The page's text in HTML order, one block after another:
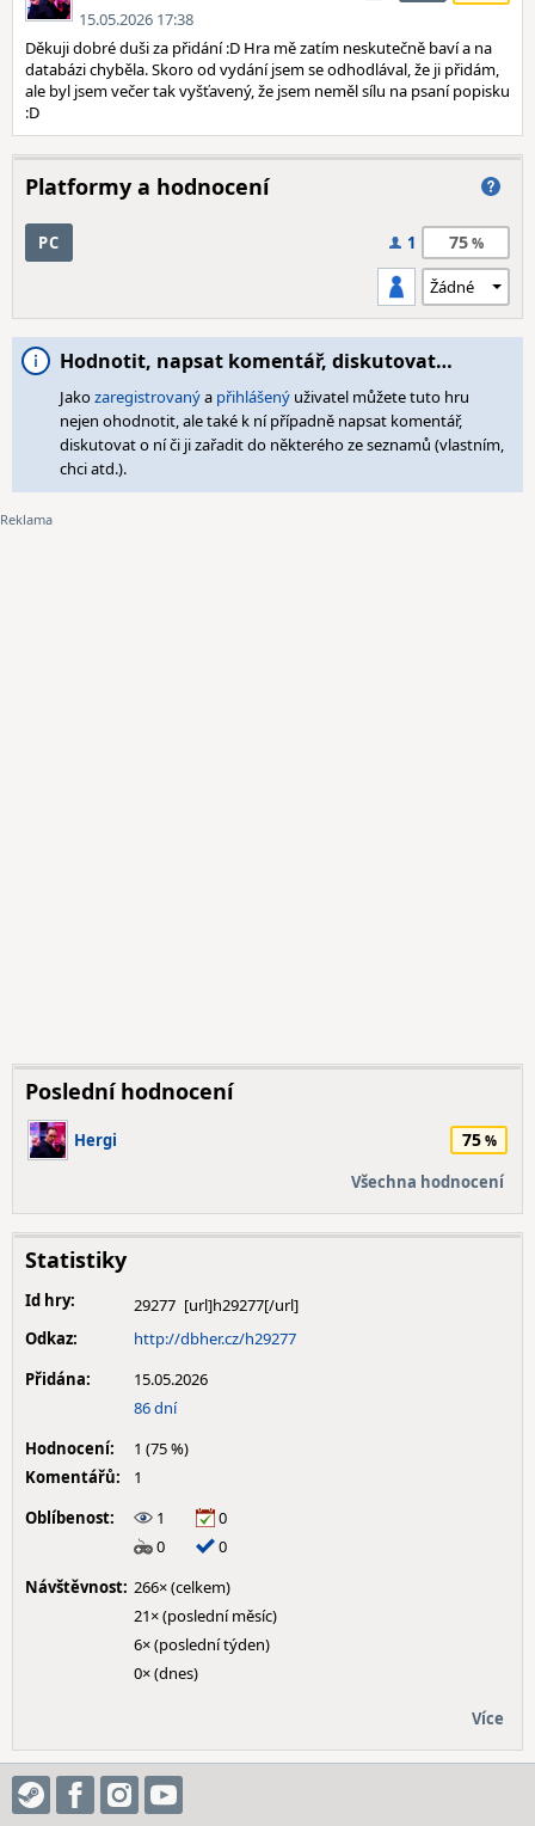
15.05.2026 17:38
Děkuji dobré duši za přidání :D Hra mě zatím neskutečně baví a na
databázi chyběla. Skoro od vydání jsem se odhodlával, že ji přidám,
ale byl jsem večer tak vyšťavený, že jsem neměl sílu na psaní popisku
:D
Platformy a hodnocení
PC 1 75
Hodnotit, napsat komentář, diskutovat…
Jakozaregistrovanýa přihlášený uživatel můžete tuto hru
nejen ohodnotit, ale také k ní případně napsat komentář,
diskutovat o ní či ji zařadit do některého ze seznamů (vlastním,
chci atd.).
Poslední hodnocení
Hergi 75
Všechna hodnocení
Statistiky
Id hry:
29277
Odkaz:
http://dbher.cz/h29277
Přidána:
15.05.2026
86 dní
Hodnocení:
1 (75 %)
Komentářů:
1
Oblíbenost:
1
0
0
0
Návštěvnost: 266× (celkem)
21× (poslední měsíc)
6× (poslední týden)
0× (dnes)
Více